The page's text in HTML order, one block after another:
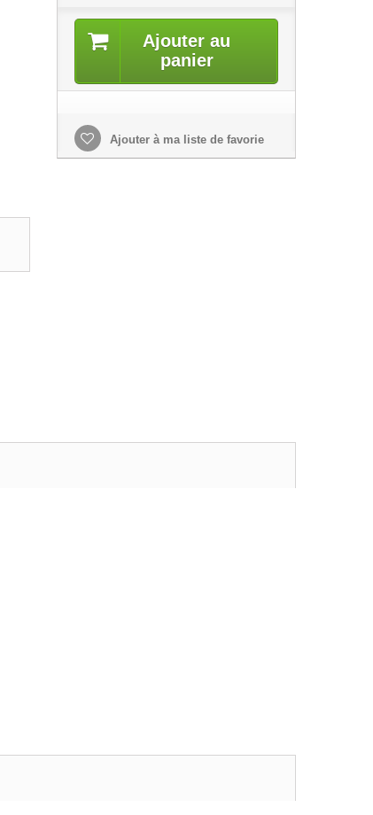
Ajouter au
panier
Ajouter à ma liste de favorie